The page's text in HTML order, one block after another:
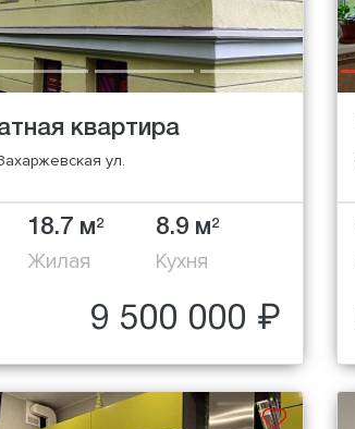
квартира
ул.
18.7 м2
Жилая
8.9 м2
Кухня
9 500 000 ₽